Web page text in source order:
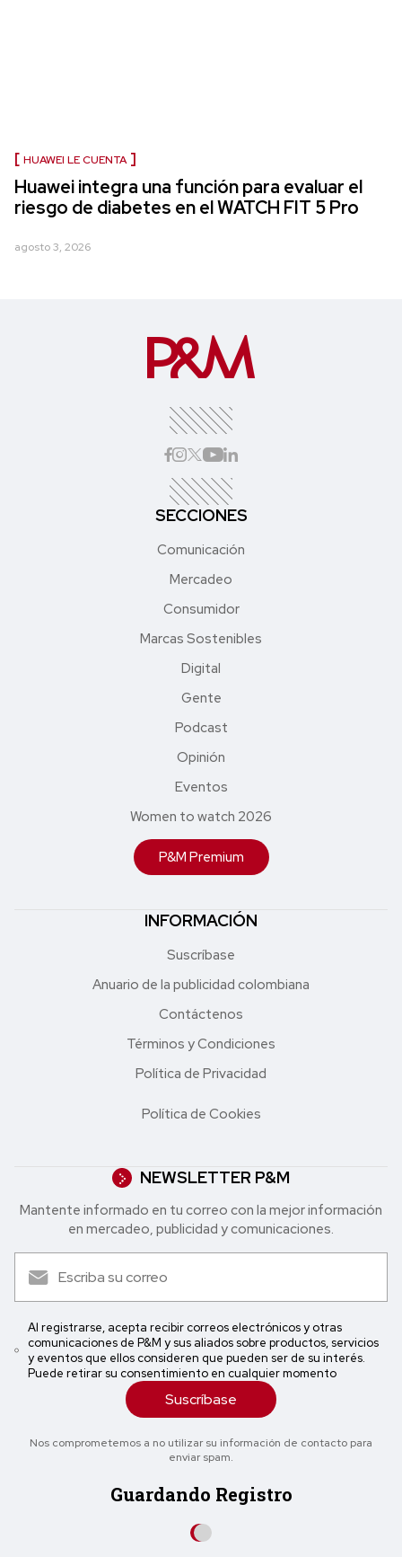
HUAWEI LE CUENTA
Huawei integra una función para evaluar el
riesgo de diabetes en el WATCH FIT 5 Pro
agosto 3, 2026
SECCIONES
Comunicación
Mercadeo
Consumidor
Marcas Sostenibles
Digital
Gente
Podcast
Opinión
Eventos
Women to watch 2026
P&M Premium
INFORMACIÓN
Suscríbase
Anuario de la publicidad colombiana
Contáctenos
Términos y Condiciones
Política de Privacidad
Política de Cookies
NEWSLETTER P&M
Mantente informado en tu correo con la mejor in formación
en mercadeo, publicidad y comunicaciones.
Al registrarse, acepta recibir correos electrónicos y otras
comunicaciones de P&M y sus aliados sobre productos, servicios
y eventos que ellos consideren que pueden ser de su interés.
Puede retirar su consentimiento en cualquier momento
Suscríbase
Nos comprometemos a no utilizar su información de contacto para
enviar spam.
Guardando Registro